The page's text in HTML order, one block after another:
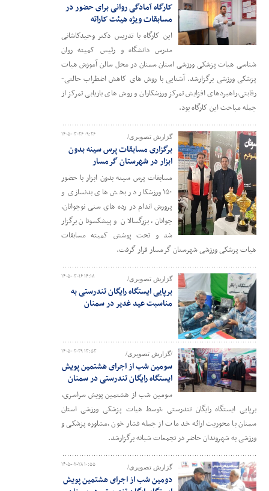
کارگاه آمادگی روانی برای حضور در
مسابقات ویژه هیئت کاراته
این کارگاه با تدریس دکتر وحیدکاشانی
مدرس دانشگاه و رئیس کمیته روان
شناسی هیات پزشکی ورزشی استان سمنان در محل سالن آموزش هیات
پزشکی ورزشی برگزارشد. آشنایی با روش های کاهش اضطراب حالتی-
رقابتی،راهبردهای افزایش تمرکز ورزشکاران و روش های بازیابی تمرکز از
جمله مباحث این کارگاه بود.
۱۴۰۵-۰۳-۲۶ ۰۹:۲۶ گزارش تصویری/
برگزاری مسابقات پرس سینه بدون
ابزار در شهرستان گرمسار
مسابقات پرس سینه بدون ابزار با حضور
۱۵۰ ورزشکار در بخش های بدنسازی و
پرورش اندام در رده های سنی نوجوانان،
جوانان، بزرگسالان و پیشکسوتان برگزار
شد و تحت پوشش کمیته مسابقات
هیات پزشکی ورزشی شهرستان گرمسار قرار گرفت.
۱۴۰۵-۰۳-۱۶ ۱۴:۱۸ گزارش تصویری/
برپایی ایستگاه رایگان تندرستی به
مناسبت عید غدیر در سمنان
۱۴۰۵-۰۲-۲۹ ۱۳:۵۳ /گزارش تصویری/
سومین شب از اجرای هشتمین پویش
ایستگاه رایگان تندرستی در سمنان
سومین شب از هشتمین پویش سراسری،
برپایی ایستگاه رایگان تندرستی ،توسط هیات پزشکی ورزشی استان
سمنان با محوریت ارائه خد مات از جمله فشار خون ،مشاوره پزشکی و
ورزشی به شهروندان حاضر در تجمعات شبانه برگزارشد.
۱۴۰۵-۰۲-۲۸ ۱۰:۵۵ گزارش تصویری/
دومین شب از اجرای هشتمین پویش